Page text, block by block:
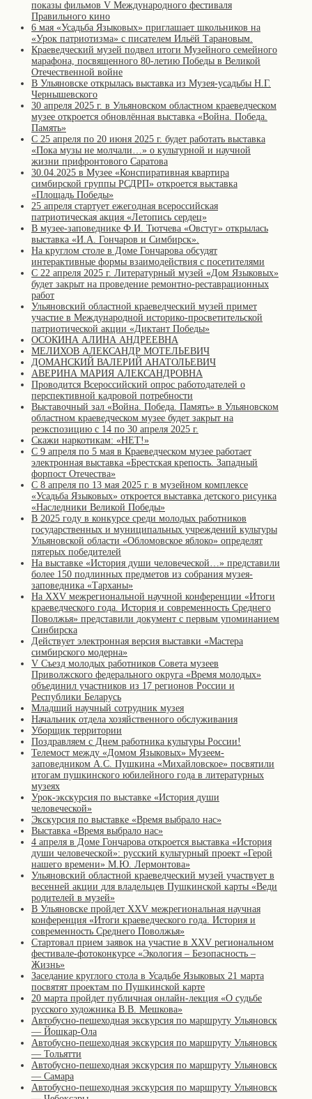
показы фильмов V Международного фестиваля
Правильного кино
6 мая «Усадьба Языковых» приглашает школьников на
«Урок патриотизма» с писателем Ильёй Тарановым.
Краеведческий музей подвел итоги Музейного семейного
марафона, посвященного 80-летию Победы в Великой
Отечественной войне
В Ульяновске открылась выставка из Музея-усадьбы Н.Г.
Чернышевского
30 апреля 2025 г. в Ульяновском областном краеведческом
музее откроется обновлённая выставка «Война. Победа.
Память»
С 25 апреля по 20 июня 2025 г. будет работать выставка
«Пока музы не молчали…» о культурной и научной
жизни прифронтового Саратова
30.04.2025 в Музее «Конспиративная квартира
симбирской группы РСДРП» откроется выставка
«Площадь Победы»
25 апреля стартует ежегодная всероссийская
патриотическая акция «Летопись сердец»
В музее-заповеднике Ф.И. Тютчева «Овстуг» открылась
выставка «И.А. Гончаров и Симбирск».
На круглом столе в Доме Гончарова обсудят
интерактивные формы взаимодействия с посетителями
С 22 апреля 2025 г. Литературный музей «Дом Языковых»
будет закрыт на проведение ремонтно-реставрационных
работ
Ульяновский областной краеведческий музей примет
участие в Международной историко-просветительской
патриотической акции «Диктант Победы»
ОСОКИНА АЛИНА АНДРЕЕВНА
МЕЛИХОВ АЛЕКСАНДР МОТЕЛЬЕВИЧ
ДОМАНСКИЙ ВАЛЕРИЙ АНАТОЛЬЕВИЧ
АВЕРИНА МАРИЯ АЛЕКСАНДРОВНА
Проводится Всероссийский опрос работодателей о
перспективной кадровой потребности
Выставочный зал «Война. Победа. Память» в Ульяновском
областном краеведческом музее будет закрыт на
реэкспозицию с 14 по 30 апреля 2025 г.
Скажи наркотикам: «НЕТ!»
С 9 апреля по 5 мая в Краеведческом музее работает
электронная выставка «Брестская крепость. Западный
форпост Отечества»
С 8 апреля по 13 мая 2025 г. в музейном комплексе
«Усадьба Языковых» откроется выставка детского рисунка
«Наследники Великой Победы»
В 2025 году в конкурсе среди молодых работников
государственных и муниципальных учреждений культуры
Ульяновской области «Обломовское яблоко» определят
пятерых победителей
На выставке «История души человеческой…» представили
более 150 подлинных предметов из собрания музея-
заповедника «Тарханы»
На XXV межрегиональной научной конференции «Итоги
краеведческого года. История и современность Среднего
Поволжья» представили документ с первым упоминанием
Синбирска
Действует электронная версия выставки «Мастера
симбирского модерна»
V Съезд молодых работников Совета музеев
Приволжского федерального округа «Время молодых»
объединил участников из 17 регионов России и
Республики Беларусь
Младший научный сотрудник музея
Начальник отдела хозяйственного обслуживания
Уборщик территории
Поздравляем с Днем работника культуры России!
Телемост между «Домом Языковых» Музеем-
заповедником А.С. Пушкина «Михайловское» посвятили
итогам пушкинского юбилейного года в литературных
музеях
Урок-экскурсия по выставке «История души
человеческой»
Экскурсия по выставке «Время выбрало нас»
Выставка «Время выбрало нас»
4 апреля в Доме Гончарова откроется выставка «История
души человеческой»: русский культурный проект «Герой
нашего времени» М.Ю. Лермонтова»
Ульяновский областной краеведческий музей участвует в
весенней акции для владельцев Пушкинской карты «Веди
родителей в музей»
В Ульяновске пройдет XXV межрегиональная научная
конференция «Итоги краеведческого года. История и
современность Среднего Поволжья»
Стартовал прием заявок на участие в XXV региональном
фестивале-фотоконкурсе «Экология – Безопасность –
Жизнь»
Заседание круглого стола в Усадьбе Языковых 21 марта
посвятят проектам по Пушкинской карте
20 марта пройдет публичная онлайн-лекция «О судьбе
русского художника В.В. Мешкова»
Автобусно-пешеходная экскурсия по маршруту Ульяновск
— Йошкар-Ола
Автобусно-пешеходная экскурсия по маршруту Ульяновск
— Тольятти
Автобусно-пешеходная экскурсия по маршруту Ульяновск
— Самара
Автобусно-пешеходная экскурсия по маршруту Ульяновск